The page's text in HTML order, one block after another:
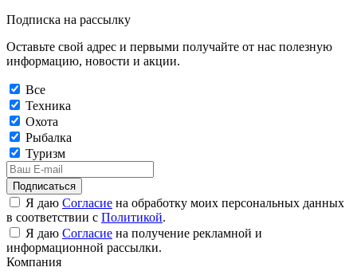
Подписка на рассылку
Оставьте свой адрес и первыми получайте от нас полезную
информацию, новости и акции.
Все
Техника
Охота
Рыбалка
Туризм
Подписаться
Я даю Согласие на обработку моих персональных данных
в соответствии с Политикой.
Я даю Согласие на получение рекламной и
информационной рассылки.
Компания